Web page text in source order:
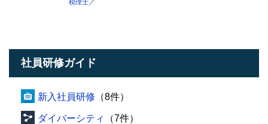
税理士 ／
社員研修ガイド
新入社員研修 （8件）
ダイバーシティ （7件）